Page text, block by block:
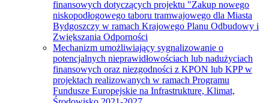
finansowych dotyczących projektu "Zakup nowego
niskopodłogowego taboru tramwajowego dla Miasta
Bydgoszczy w ramach Krajowego Planu Odbudowy i
Zwiększania Odporności
Mechanizm umożliwiający sygnalizowanie o
potencjalnych nieprawidłowościach lub nadużyciach
finansowych oraz niezgodności z KPON lub KPP w
projektach realizowanych w ramach Programu
Fundusze Europejskie na Infrastrukturę, Klimat,